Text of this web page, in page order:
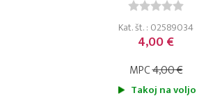
Kat. št. : 02589034
4,00 €
MPC4,00 €
Takoj na voljo